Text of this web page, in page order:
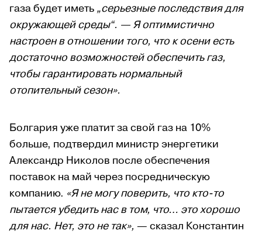
газа будет иметь „серьезные последствия для
окружающей среды“. — Я оптимистично
настроен в отношении того, что к осени есть
достаточно возможностей обеспечить газ,
чтобы гарантировать нормальный
отопительный сезон».
Болгария уже платит за свой газ на 10%
больше, подтвердил министр энергетики
Александр Николов после обеспечения
поставок на май через посредническую
компанию. «Я не могу поверить, что кто-то
пытается убедить нас в том, что… это хорошо
для нас. Нет, это не так», — сказал Константин